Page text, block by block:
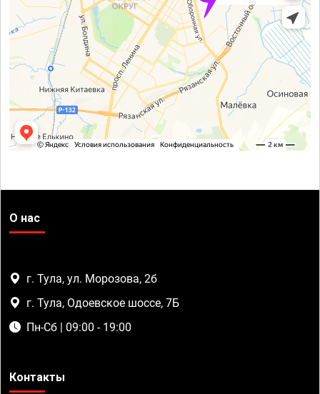
О нас
г. Тула, ул. Морозова, 2б
г. Тула, Одоевское шоссе, 7Б
Пн-Сб | 09:00 - 19:00
Контакты